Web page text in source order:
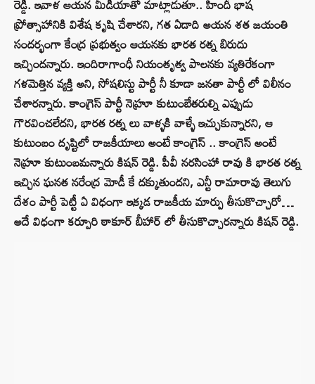
రెడ్డి. ఇవాళ ఆయన మీడియాతో మాట్లాడుతూ.. హిందీ భాష
ప్రోత్సాహానికి విశేష కృషి చేశారని, గత ఏడాది అయన శత జయంతి
సందర్భంగా కేంద్ర ప్రభుత్వం ఆయనకు భారత రత్న బిరుదు
ఇచ్చిందన్నారు. ఇందిరాగాంధీ నియంతృత్వ పాలనకు వ్యతిరేకంగా
గళమెత్తిన వ్యక్తి అని, సోషలిస్టు పార్టీ నీ కూడా జనతా పార్టీ లో విలీనం
చేశారన్నారు. కాంగ్రెస్ పార్టీ నెహ్రూ కుటుంబేతరుల్ని ఎప్పుడు
గౌరవించలేదని, భారత రత్న లు వాళ్ళకి వాళ్ళే ఇచ్చుకున్నారని, ఆ
కుటుంబం దృష్టిలో రాజకీయాలు అంటే కాంగ్రెస్ .. కాంగ్రెస్ అంటే
నెహ్రూ కుటుంబమన్నారు కిషన్‌ రెడ్డి. పీవీ నరసింహా రావు కి భారత రత్న
ఇచ్చిన ఘనత నరేంద్ర మోడీ కే దక్కుతుందని, ఎన్టీ రామారావు తెలుగు
దేశం పార్టీ పెట్టీ ఏ విధంగా ఇక్కడ రాజకీయ మార్పు తీసుకొచ్చారో…
అదే విధంగా కర్పూరి ఠాకూర్ బీహార్ లో తీసుకొచ్చారన్నారు కిషన్‌ రెడ్డి.